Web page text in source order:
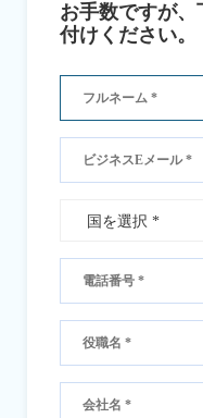
お手数ですが、
付けください。